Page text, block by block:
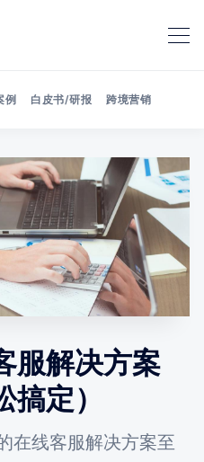
Search 美洽博客
例 白皮书/研报 跨境营销
服解决方案
搞定）
在线客服解决方案至